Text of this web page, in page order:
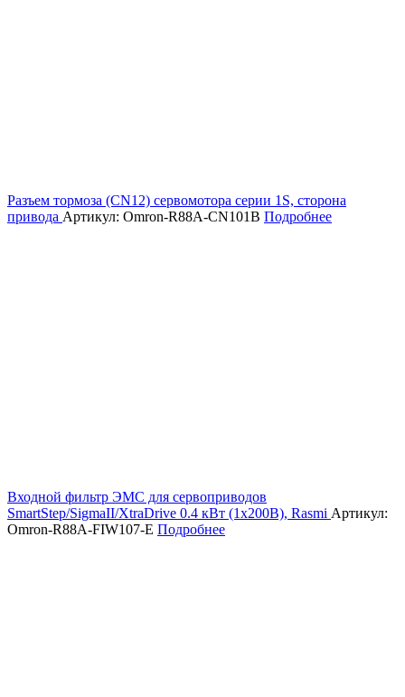
Разъем тормоза (CN12) сервомотора серии 1S, сторона
привода Артикул: Omron-R88A-CN101B Подробнее
Входной фильтр ЭМС для сервоприводов
SmartStep/SigmaII/XtraDrive 0.4 кВт (1х200В), Rasmi Артикул:
Omron-R88A-FIW107-E Подробнее